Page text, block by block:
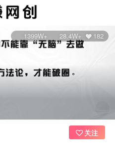
1399W+ 28.4W+ 182
关注